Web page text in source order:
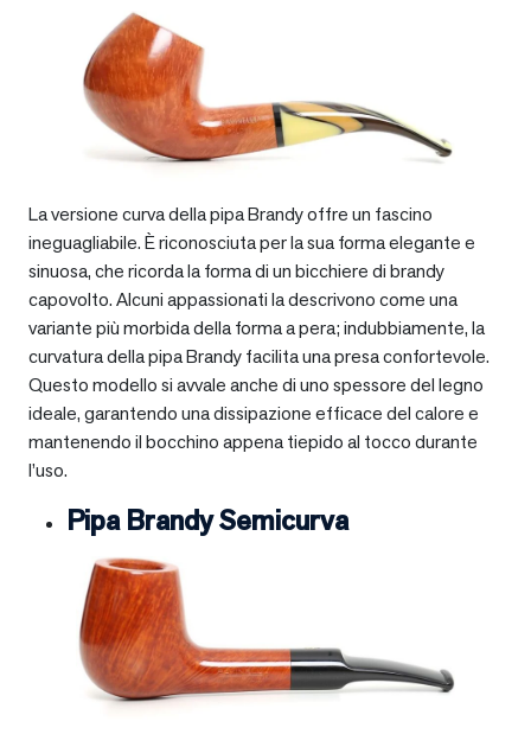
La versione curva della pipa Brandy offre un fascino
ineguagliabile. È riconosciuta per la sua forma elegante e
sinuosa, che ricorda la forma di un bicchiere di brandy
capovolto. Alcuni appassionati la descrivono come una
variante più morbida della forma a pera; indubbiamente, la
curvatura della pipa Brandy facilita una presa confortevole.
Questo modello si avvale anche di uno spessore del legno
ideale, garantendo una dissipazione efficace del calore e
mantenendo il bocchino appena tiepido al tocco durante
l’uso.
Pipa Brandy Semicurva